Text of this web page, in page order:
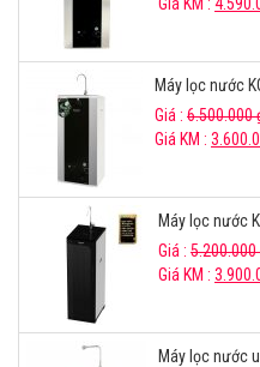
Máy lọc nước
Giá : 6.500.000
Giá KM :
Máy lọc nước
Giá : 5.200.000
Giá KM :
Máy lọc nước